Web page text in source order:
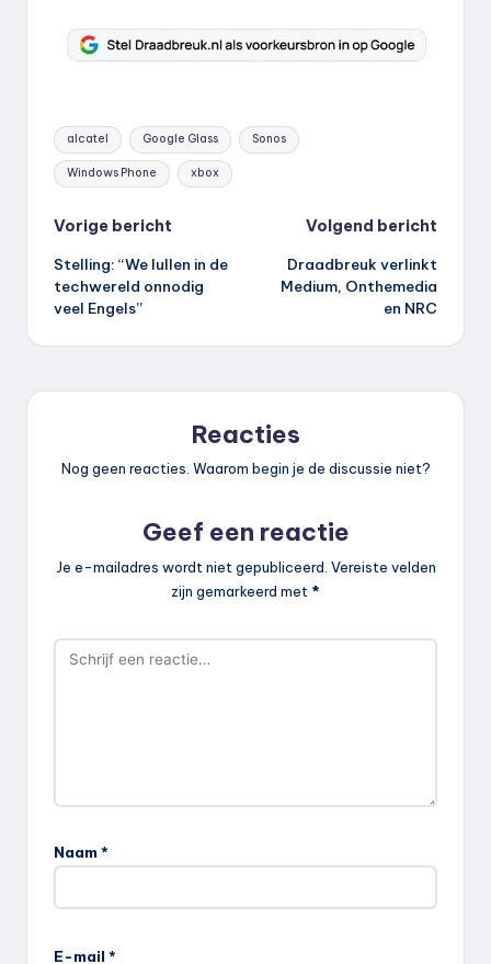
Tags:
alcatel Google Glass Sonos
Windows Phone xbox
Bericht
navigatie
Vorige bericht
Stelling: “We lullen in de
techwereld onnodig
veel Engels”
Volgend bericht
Draadbreuk verlinkt
Medium, Onthemedia
en NRC
Reacties
Nog geen reacties. Waarom begin je de discussie niet?
Geef een reactie
Je e-mailadres wordt niet gepubliceerd. Vereiste velden
zijn gemarkeerd met *
Naam *
E-mail *